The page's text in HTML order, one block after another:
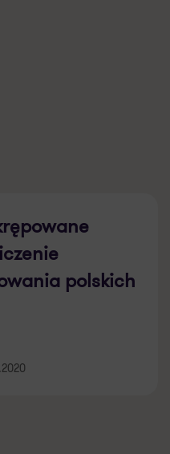
polskich